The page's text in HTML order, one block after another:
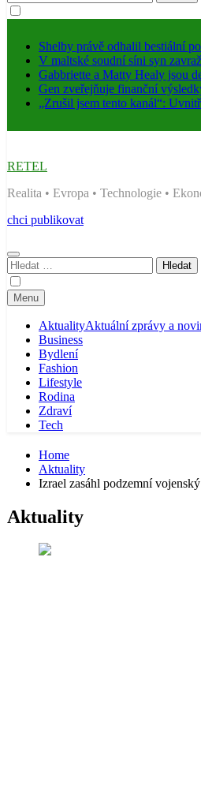
Shelby právě odhalil bestiální
V maltské soudní síni syn
Gabbriette a Matty Healy jsou
Gen zveřejňuje finanční
„Zrušil jsem tento kanál“:
RETEL
Realita • Evropa • Technologie •
chci publikovat
Vyhledávání
Menu
AktualityAktuální zprávy a
Business
Bydlení
Fashion
Lifestyle
Rodina
Zdraví
Tech
Home
Aktuality
Izrael zasáhl podzemní
Aktuality